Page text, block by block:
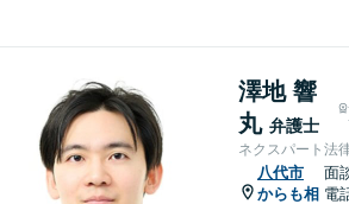
澤地 響
丸 弁護士
ネクスパート法
八代市
からも相
面
電